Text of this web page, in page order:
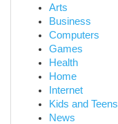
Arts
Business
Computers
Games
Health
Home
Internet
Kids and Teens
News